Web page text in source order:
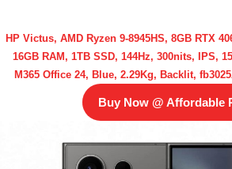
HP Victus, AMD Ryzen 9-8945HS, 8GB RTX
16GB RAM, 1TB SSD, 144Hz, 300nits, IPS,
M365 Office 24, Blue, 2.29Kg, Backlit,
Buy Now @ Affordable